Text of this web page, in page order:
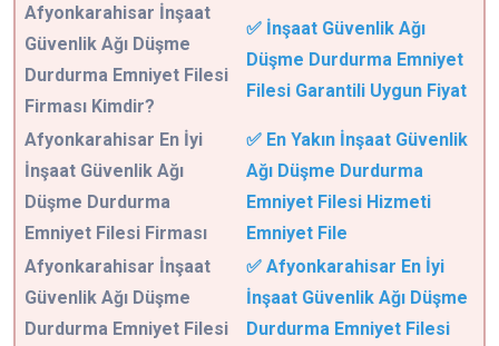
Afyonkarahisar İnşaat
Güvenlik Ağı Düşme
Durdurma Emniyet Filesi
Firması Kimdir?
✅ İnşaat Güvenlik Ağı
Düşme Durdurma Emniyet
Filesi Garantili Uygun Fiyat
Afyonkarahisar En İyi
İnşaat Güvenlik Ağı
Düşme Durdurma
Emniyet Filesi Firması
✅ En Yakın İnşaat Güvenlik
Ağı Düşme Durdurma
Emniyet Filesi Hizmeti
Emniyet File
Afyonkarahisar İnşaat
Güvenlik Ağı Düşme
Durdurma Emniyet Filesi
✅ Afyonkarahisar En İyi
İnşaat Güvenlik Ağı Düşme
Durdurma Emniyet Filesi